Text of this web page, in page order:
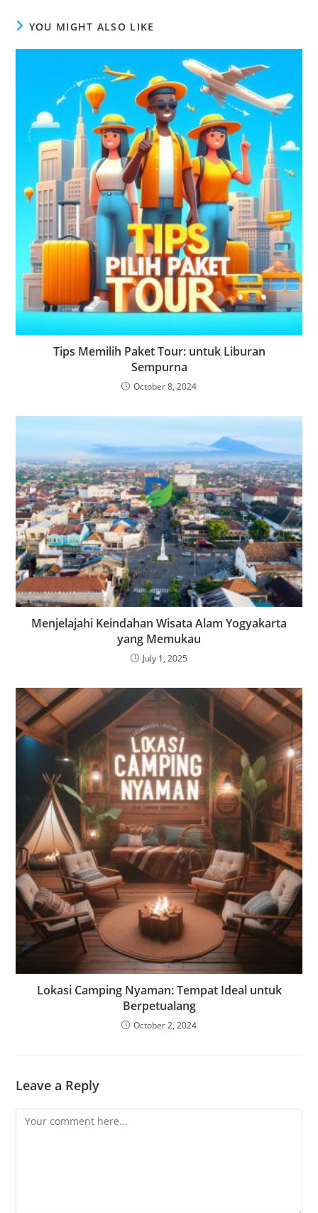
YOU MIGHT ALSO LIKE
Tips Memilih Paket Tour: untuk Liburan
Sempurna
October 8, 2024
Menjelajahi Keindahan Wisata Alam Yogyakarta
yang Memukau
July 1, 2025
Lokasi Camping Nyaman: Tempat Ideal untuk
Berpetualang
October 2, 2024
Leave a Reply
Comment